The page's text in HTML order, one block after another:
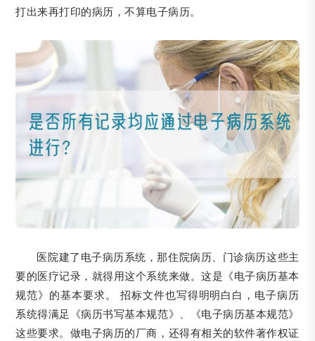
打出来再打印的病历，不算电子病历。
医院建了电子病历系统，那住院病历、门诊病历这些主
要的医疗记录，就得用这个系统来做。这是《电子病历基本
规范》的基本要求。 招标文件也写得明明白白，电子病历
系统得满足《病历书写基本规范》、《电子病历基本规范》
这些要求。做电子病历的厂商，还得有相关的软件著作权证